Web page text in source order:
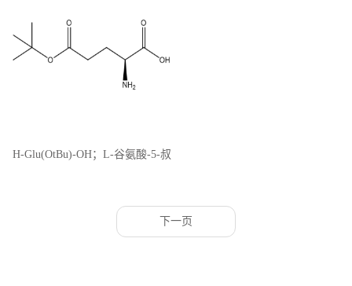
H-Glu(OtBu)-OH；L-谷氨酸-5-叔
下一页